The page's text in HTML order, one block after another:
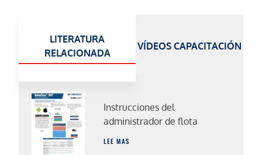
LITERATURA
RELACIONADA
VÍDEOS CAPACITACIÓN
Instrucciones del
administrador de flota
LEE MAS